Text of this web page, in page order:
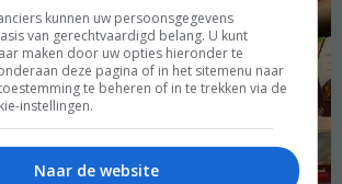
kunnen uw persoonsgegevens
van gerechtvaardigd belang. U kunt
maken door uw opties hieronder te
deze pagina of in het sitemenu naar
te beheren of in te trekken via de
instellingen.
Naar de website